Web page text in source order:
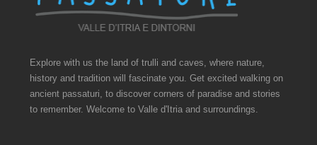
Explore with us the land of trulli and caves, where nature,
history and tradition will fascinate you. Get excited walking on
ancient passaturi, to discover corners of paradise and stories
to remember. Welcome to Valle d'Itria and surroundings.